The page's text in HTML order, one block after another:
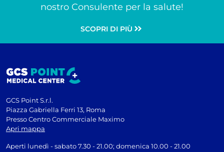
nostro Consulente per la salute!
SCOPRI DI PIÙ
GCS Point S.r.l.
Piazza Gabriella Ferri 13, Roma
Presso Centro Commerciale Maximo
Apri mappa
Aperti lunedì - sabato 7.30 - 21.00; domenica 10.00 - 21.00